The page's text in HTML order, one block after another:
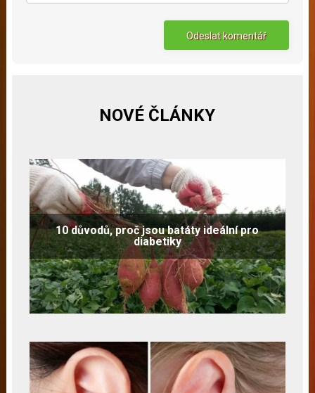
NOVÉ ČLÁNKY
10 důvodů, proč jsou batáty ideální pro
diabetiky